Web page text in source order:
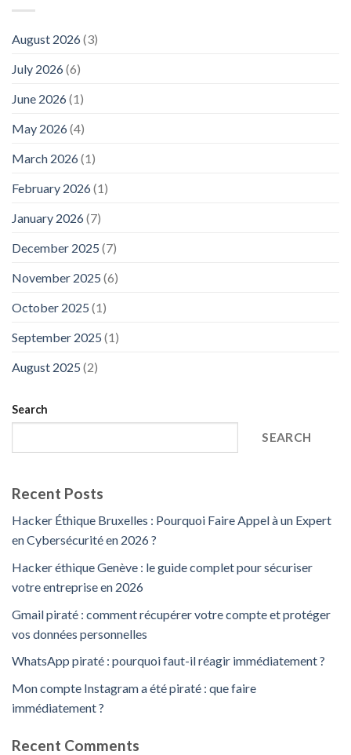
August 2026(3)
July 2026(6)
June 2026(1)
May 2026(4)
March 2026(1)
February 2026(1)
January 2026(7)
December 2025 (7)
November 2025 (6)
October 2025 (1)
September 2025 (1)
August 2025 (2)
Search
SEARCH
Recent Posts
Hacker Éthique Bruxelles : Pourquoi Faire Appel à un Expert
en Cybersécurité en 2026 ?
Hacker éthique Genève : le guide complet pour sécuriser
votre entreprise en 2026
Gmail piraté : comment récupérer votre compte et protéger
vos données personnelles
WhatsApp piraté : pourquoi faut-il réagir immédiatement ?
Mon compte Instagram a été piraté : que faire
immédiatement ?
Recent Comments